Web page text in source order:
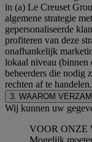
in (a) Le Creuset
algemene strategie
gepersonaliseerde
profiteren van deze
onafhankelijk
lokaal niveau (binnen
beheerders die nodig
rechten af te handelen.
3. WAAROM
Wij kunnen uw
VOOR ONZE
Mogelijk